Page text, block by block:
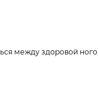
между здоровой